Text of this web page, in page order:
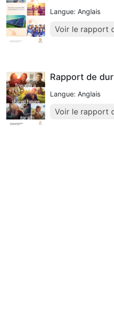
Langue: Anglais
Voir le rapport
Rapport de
Langue: Anglais
Voir le rapport